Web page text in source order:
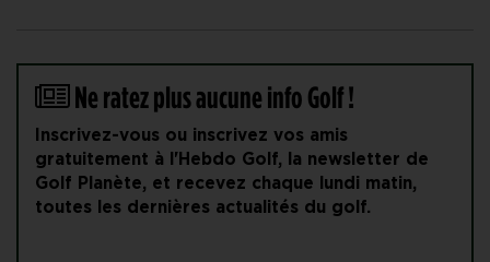
Ne ratez plus aucune info Golf !
Inscrivez-vous ou inscrivez vos amis
gratuitement à l'Hebdo Golf, la newsletter de
Golf Planète, et recevez chaque lundi matin,
toutes les dernières actualités du golf.